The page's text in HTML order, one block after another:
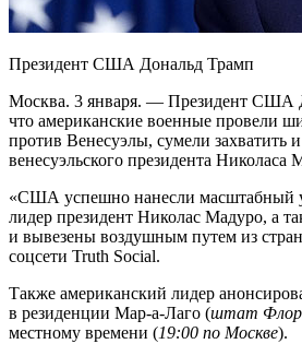
Президент США Дональд Трамп
Москва. 3 января. — Президент США
что американские военные провели
против Венесуэлы, сумели захватить
венесуэльского президента Николаса
«США успешно нанесли масштабный
лидер президент Николас Мадуро, а
и вывезены воздушным путем из
соцсети Truth Social.
Также американский лидер
в резиденции Мар-а-Лаго (штат
местному времени (19:00 по Москве).